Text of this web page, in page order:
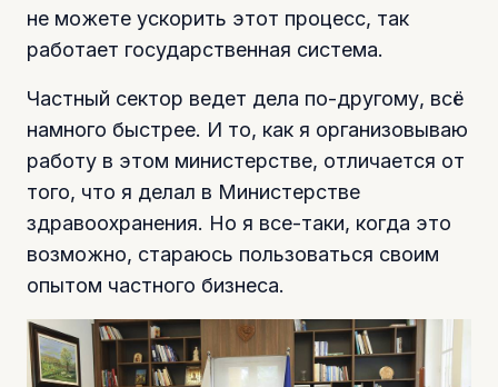
не можете ускорить этот процесс, так
работает государственная система.
Частный сектор ведет дела по-другому, всё
намного быстрее. И то, как я организовываю
работу в этом министерстве, отличается от
того, что я делал в Министерстве
здравоохранения. Но я все-таки, когда это
возможно, стараюсь пользоваться своим
опытом частного бизнеса.